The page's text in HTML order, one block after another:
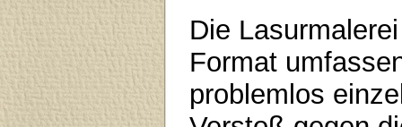
Die
Format
problemlos